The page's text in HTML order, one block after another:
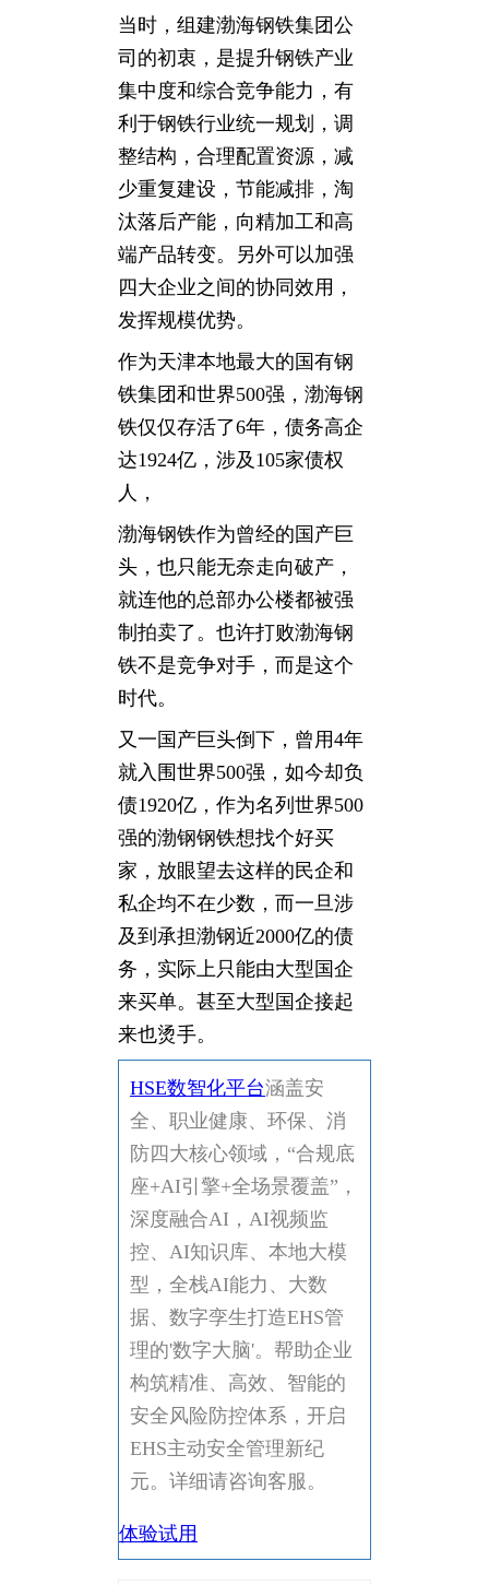
当时，组建渤海钢铁集团公
司的初衷，是提升钢铁产业
集中度和综合竞争能力，有
利于钢铁行业统一规划，调
整结构，合理配置资源，减
少重复建设，节能减排，淘
汰落后产能，向精加工和高
端产品转变。另外可以加强
四大企业之间的协同效用，
发挥规模优势。
作为天津本地最大的国有钢
铁集团和世界500强，渤海钢
铁仅仅存活了6年，债务高企
达1924亿，涉及105家债权
人，
渤海钢铁作为曾经的国产巨
头，也只能无奈走向破产，
就连他的总部办公楼都被强
制拍卖了。也许打败渤海钢
铁不是竞争对手，而是这个
时代。
又一国产巨头倒下，曾用4年
就入围世界500强，如今却负
债1920亿，作为名列世界500
强的渤钢钢铁想找个好买
家，放眼望去这样的民企和
私企均不在少数，而一旦涉
及到承担渤钢近2000亿的债
务，实际上只能由大型国企
来买单。甚至大型国企接起
来也烫手。
HSE数智化平台涵盖安
全、职业健康、环保、消
防四大核心领域，“合规底
座+AI引擎+全场景覆盖”，
深度融合AI，AI视频监
控、AI知识库、本地大模
型，全栈AI能力、大数
据、数字孪生打造EHS管
理的'数字大脑'。帮助企业
构筑精准、高效、智能的
安全风险防控体系，开启
EHS主动安全管理新纪
元。详细请咨询客服。
体验试用